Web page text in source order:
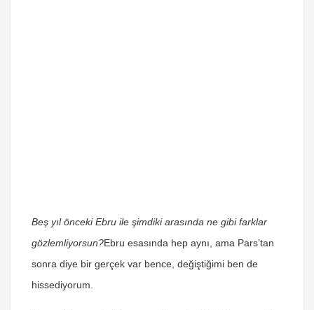
Beş yıl önceki Ebru ile şimdiki arasında ne gibi farklar
gözlemliyorsun?Ebru esasında hep aynı, ama Pars’tan
sonra diye bir gerçek var bence, değiştiğimi ben de
hissediyorum.